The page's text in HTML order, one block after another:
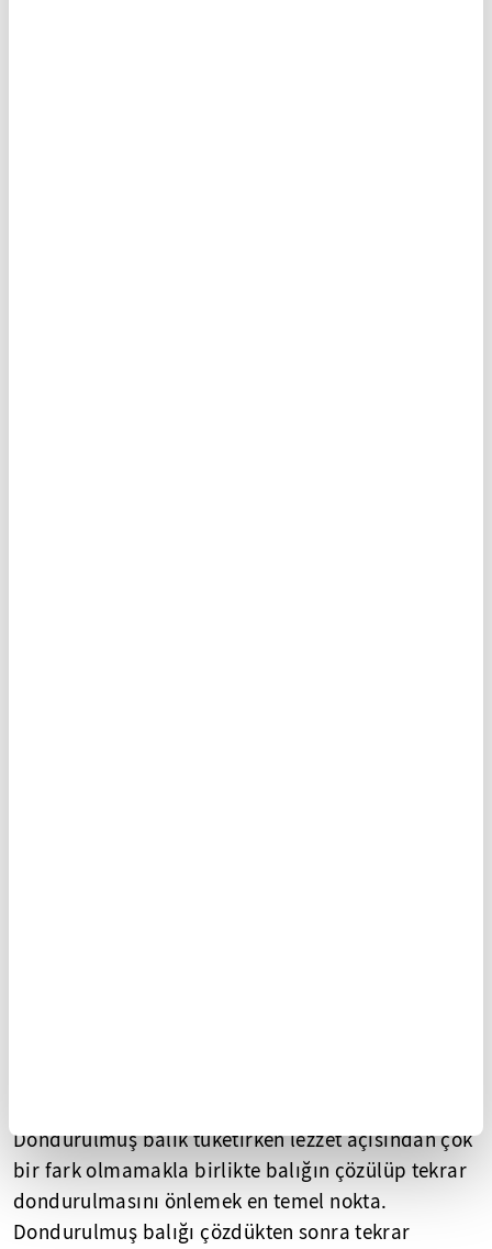
Dondurulmuş balık tüketirken lezzet açısından çok
bir fark olmamakla birlikte balığın çözülüp tekrar
dondurulmasını önlemek en temel nokta.
Dondurulmuş balığı çözdükten sonra tekrar